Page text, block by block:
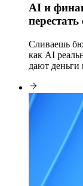
AI и
Сливаешь
как AI
дают деньги